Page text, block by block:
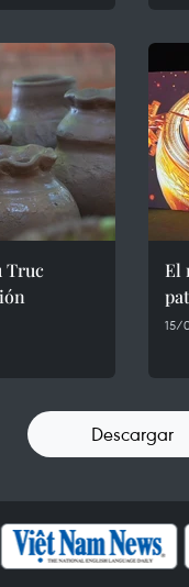
Truc
El
15/
Descargar